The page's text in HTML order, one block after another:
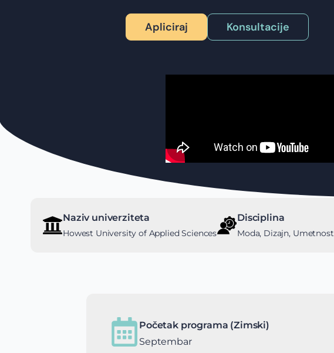
Apliciraj Konsultacije
Naziv univerziteta
Howest University of Applied Sciences
Disciplina
Moda, Dizajn, Umetnost
Početak programa (Zimski)
Septembar